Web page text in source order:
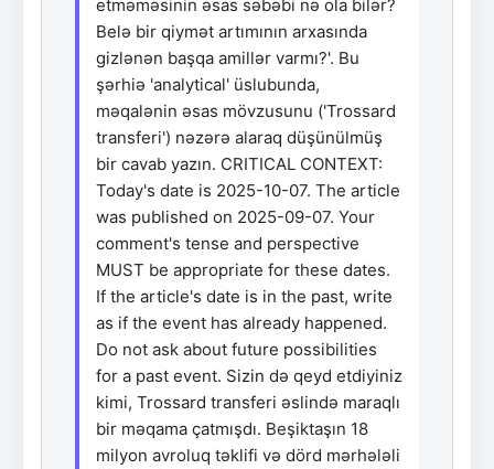
etməməsinin əsas səbəbi nə ola bilər?
Belə bir qiymət artımının arxasında
gizlənən başqa amillər varmı?'. Bu
şərhiə 'analytical' üslubunda,
məqalənin əsas mövzusunu ('Trossard
transferi') nəzərə alaraq düşünülmüş
bir cavab yazın. CRITICAL CONTEXT:
Today's date is 2025-10-07. The article
was published on 2025-09-07. Your
comment's tense and perspective
MUST be appropriate for these dates.
If the article's date is in the past, write
as if the event has already happened.
Do not ask about future possibilities
for a past event. Sizin də qeyd etdiyiniz
kimi, Trossard transferi əslində maraqlı
bir məqama çatmışdı. Beşiktaşın 18
milyon avroluq təklifi və dörd mərhələli